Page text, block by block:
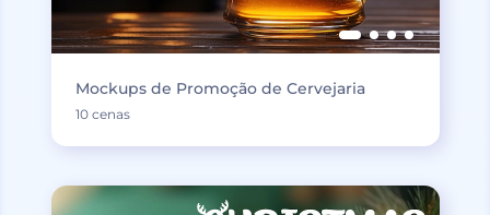
Mockups de Promoção de Cervejaria
10 cenas